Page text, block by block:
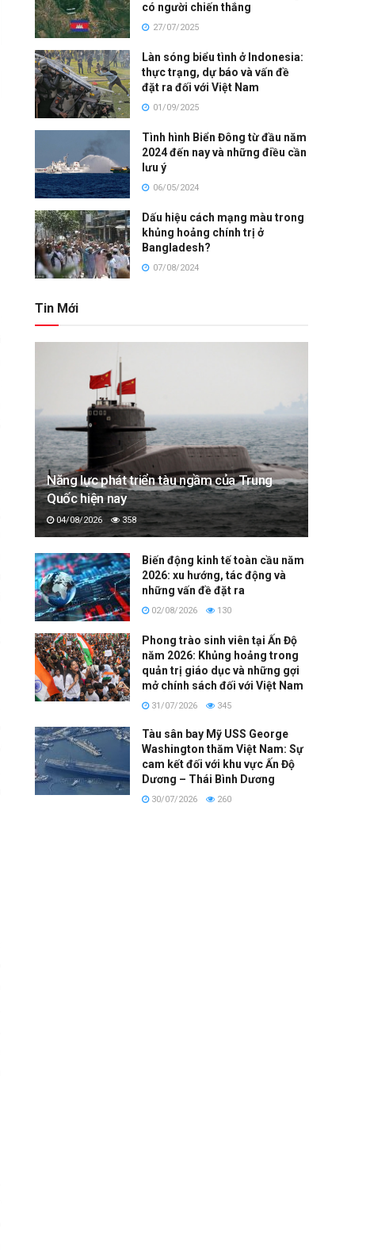
có người chiến thắng
27/07/2025
Làn sóng biểu tình ở Indonesia:
thực trạng, dự báo và vấn đề
đặt ra đối với Việt Nam
01/09/2025
Tình hình Biển Đông từ đầu năm
2024 đến nay và những điều cần
lưu ý
06/05/2024
Dấu hiệu cách mạng màu trong
khủng hoảng chính trị ở
Bangladesh?
07/08/2024
Tin Mới
Năng lực phát triển tàu ngầm của Trung
Quốc hiện nay
04/08/2026 358
Biến động kinh tế toàn cầu năm
2026: xu hướng, tác động và
những vấn đề đặt ra
02/08/2026 130
Phong trào sinh viên tại Ấn Độ
năm 2026: Khủng hoảng trong
quản trị giáo dục và những gợi
mở chính sách đối với Việt Nam
31/07/2026 345
Tàu sân bay Mỹ USS George
Washington thăm Việt Nam: Sự
cam kết đối với khu vực Ấn Độ
Dương – Thái Bình Dương
30/07/2026 260